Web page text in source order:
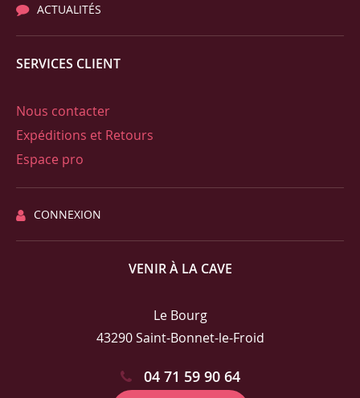
ACTUALITÉS
SERVICES CLIENT
Nous contacter
Expéditions et Retours
Espace pro
CONNEXION
VENIR À LA CAVE
Le Bourg
43290 Saint-Bonnet-le-Froid
04 71 59 90 64